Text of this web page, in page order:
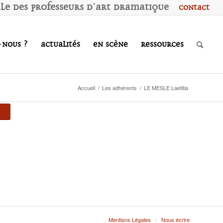
Contact
des Professeurs d'Art Dramatique
? Actualités En scène Ressources
Accueil / Les adhérents / LE MESLE Laetitia
Mentions Légales Nous écrire